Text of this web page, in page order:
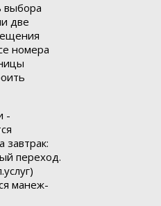
выбора
две
номера
-
завтрак:
переход.
манеж-